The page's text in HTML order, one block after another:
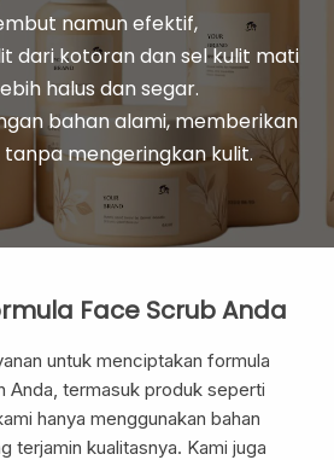
Body Wash
Body Butter
Body Scrub
Body Oil
Hair Care
Hair Mask
Hair Serum
Conditioner
Shampoo
Skin Care
Face Care
Body Care
namun efektif,
dari kotoran dan sel kulit mati
halus dan segar.
bahan alami, memberikan
mengeringkan kulit.
Face Scrub Anda
untuk menciptakan formula
Anda, termasuk produk seperti
hanya menggunakan bahan
terjamin kualitasnya. Kami juga